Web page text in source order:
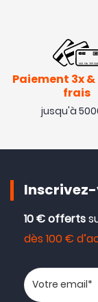
Paiement 3x
frais
jusqu'à
10 € offerts
dès 100 €
Votre adresse